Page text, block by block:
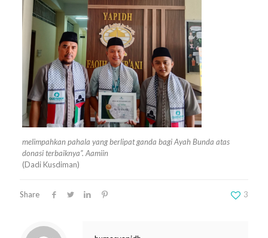
melimpahkan pahala yang berlipat ganda bagi Ayah Bunda atas
donasi terbaiknya”. Aamiin
(Dadi Kusdiman)
Share 3